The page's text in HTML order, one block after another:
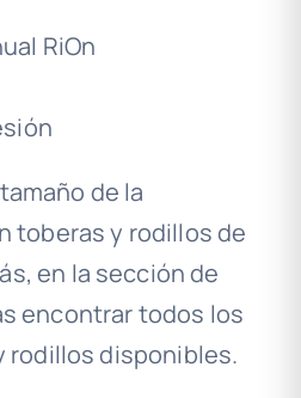
RiOn
de la
toberas y rodillos de
en la sección de
encontrar todos los
rodillos disponibles.